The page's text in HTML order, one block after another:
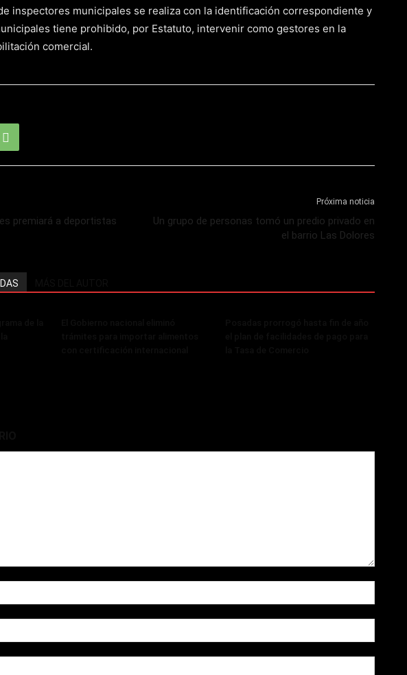
inspectores municipales se realiza con la identificación correspondiente y
tiene prohibido, por Estatuto, intervenir como gestores en la
comercial.
premiará a deportistas
Próxima noticia
Un grupo de personas tomó un predio privado en
el barrio Las Dolores